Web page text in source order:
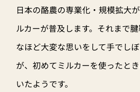
日本の酪農の専業化・規模拡大
ルカーが普及します。それまで
なほど大変な思いをして手でし
が、初めてミルカーを使ったと
いたようです。